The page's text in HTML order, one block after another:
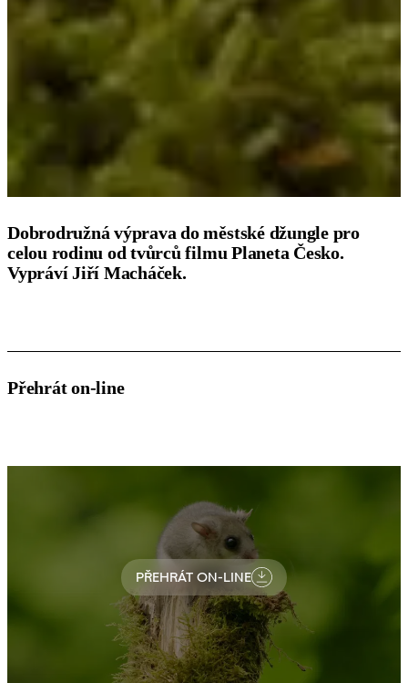
Dobrodružná výprava do městské džungle pro
celou rodinu od tvůrců filmu Planeta Česko.
Vypráví Jiří Macháček.
Přehrát on-line
PŘEHRÁT ON-LINE